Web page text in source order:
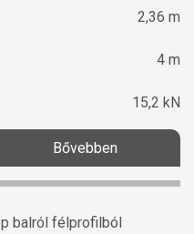
2,36 m
4 m
15,2 kN
Bővebben